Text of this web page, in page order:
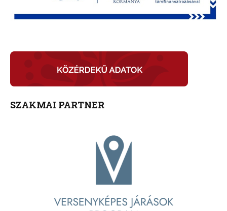
SZAKMAI PARTNER